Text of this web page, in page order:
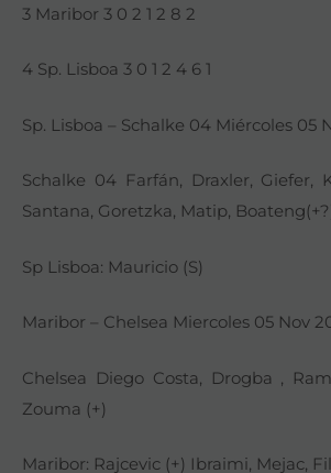
3 Maribor 3 0 2 1 2 8 2
4 Sp. Lisboa 3 0 1 2 4 6 1
Sp. Lisboa – Schalke 04 Miércoles 05
Schalke 04 Farfán, Draxler, Giefer,
Santana, Goretzka, Matip,
Sp Lisboa: Mauricio (S)
Maribor – Chelsea Miercoles 05 Nov
Chelsea Diego Costa, Drogba ,
Zouma (+)
Maribor: Rajcevic (+) Ibraimi, Mejac,